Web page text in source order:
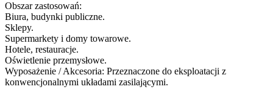
Obszar zastosowań:
Biura, budynki publiczne.
Sklepy.
Supermarkety i domy towarowe.
Hotele, restauracje.
Oświetlenie przemysłowe.
Wyposażenie / Akcesoria: Przeznaczone do eksploatacji z
konwencjonalnymi układami zasilającymi.